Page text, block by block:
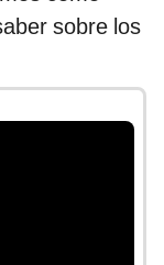
sobre los